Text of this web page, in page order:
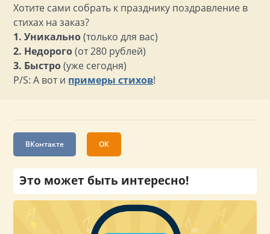
Хотите сами собрать к празднику поздравление в
стихах на заказ?
1. Уникально(только для вас)
2. Недорого(от 280 рублей)
3. Быстро(уже сегодня)
P/S: А вот и примеры стихов!
ВКонтакте ОК
Это может быть интересно!